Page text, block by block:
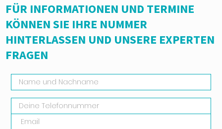
FÜR INFORMATIONEN UND TERMINE
KÖNNEN SIE IHRE NUMMER
HINTERLASSEN UND UNSERE EXPERTEN
FRAGEN